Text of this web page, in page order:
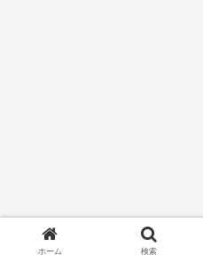
ホーム 検索